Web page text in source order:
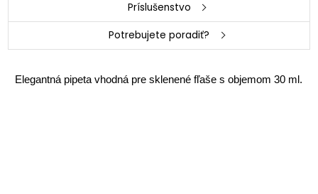
Príslušenstvo
Potrebujete poradiť?
Elegantná pipeta vhodná pre sklenené fľaše s objemom 30 ml.